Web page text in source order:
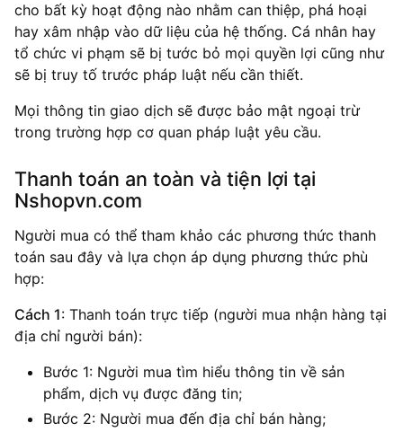
cho bất kỳ hoạt động nào nhằm can thiệp, phá hoại
hay xâm nhập vào dữ liệu của hệ thống. Cá nhân hay
tổ chức vi phạm sẽ bị tước bỏ mọi quyền lợi cũng như
sẽ bị truy tố trước pháp luật nếu cần thiết.
Mọi thông tin giao dịch sẽ được bảo mật ngoại trừ
trong trường hợp cơ quan pháp luật yêu cầu.
Thanh toán an toàn và tiện lợi tại
Nshopvn.com
Người mua có thể tham khảo các phương thức thanh
toán sau đây và lựa chọn áp dụng phương thức phù
hợp:
Cách 1: Thanh toán trực tiếp (người mua nhận hàng tại
địa chỉ người bán):
Bước 1: Người mua tìm hiểu thông tin về sản
phẩm, dịch vụ được đăng tin;
Bước 2: Người mua đến địa chỉ bán hàng;